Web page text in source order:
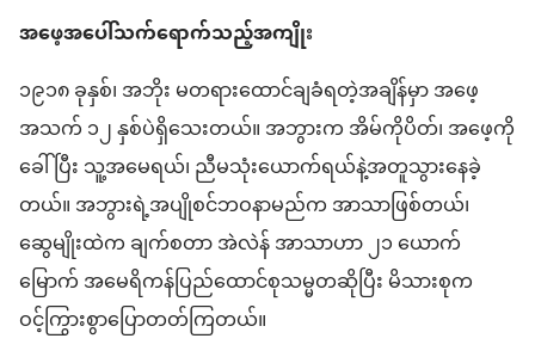
အဖေ့​အပေါ်​သက်ရောက်​သည့်​အကျိုး
၁၉၁၈ ခုနှစ်၊ အဘိုး မတရား​ထောင်ချ​ခံရ​တဲ့​အချိန်​မှာ အဖေ့​
အသက် ၁၂ နှစ်ပဲ​ရှိသေးတယ်။ အဘွား​က အိမ်ကို​ပိတ်၊ အဖေ့ကို​
ခေါ်​ပြီး သူ့​အမေရယ်၊ ညီမ​သုံးယောက်​ရ​ယ်​နဲ့​အတူ​သွား​နေခဲ့
တယ်။ အဘွား​ရဲ့​အပျိုစင်​ဘဝနာ​မည်​က အာသာ​ဖြစ်တယ်၊
ဆွေမျိုး​ထဲ​က ချက်​စ​တာ အဲ​လဲ​န် အာသာ​ဟာ ၂၁ ယောက်​
မြောက် အမေရိကန်​ပြည်ထောင်စု​သမ္မတ​ဆိုပြီး မိသားစုက
ဝင့်ကြွား​စွာ​ပြောတတ်​ကြတယ်။